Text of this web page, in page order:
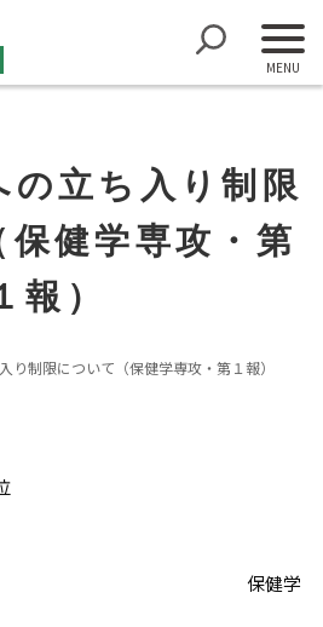
の立ち入り制限
健学専攻・第
報）
り制限について（保健学専攻・第１報）
学